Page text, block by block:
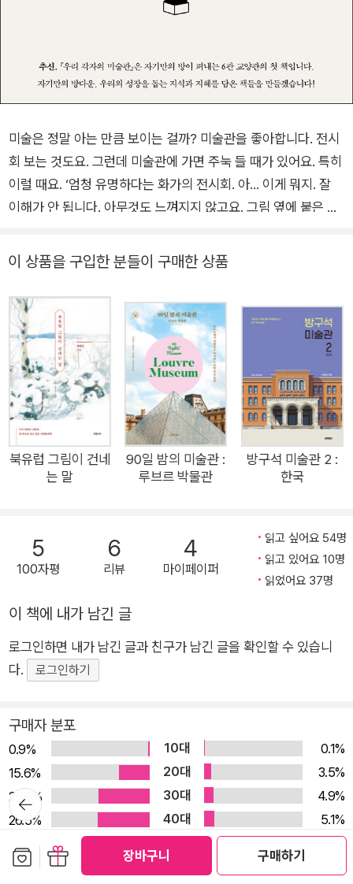
장바구니 구매하기
미술은 정말 아는 만큼 보이는 걸까? 미술관을 좋아합니다. 전시
회 보는 것도요. 그런데 미술관에 가면 주눅 들 때가 있어요. 특히
이럴 때요. ‘엄청 유명하다는 화가의 전시회. 아… 이게 뭐지. 잘
이해가 안 됩니다. 아무것도 느껴지지 않고요. 그림 옆에 붙은 제
요. 그런데, 더더욱 무슨 말인지 모르겠어요. 둘러보니 모두 조용
미술을 제대로 즐기려면 공부를 해야겠습니다. 서양미술사도 좀
읽고 유명 작가들도 찾아보면서요.’ (어느 당황한 관람객) 나는 그
림을 왜 보는 걸까? 무엇을 위해 미술 관련 책을 읽고, 미술관에
갈까? 대답은 쉽게 나왔습니다. “감동하고 싶어서지.” _p.25 우
리는 왜 미술을 공부부터 하려고 할까요. 무언가 느끼고 감동하기
위해 미술관에 가는 건데 말이지요. 『우리 각자의 미술관』은 지식
으로부터 출발하지 않습니다. 미술과 내가 오롯이 만나는 경험,
깊이 알아가는 과정을 거친 후 특별한 대상을 알아가는 것처럼 지
식을 공부합니다. 이 책은 이론서가 아닙니다. 어쩐지 미술이 어
마한 힌트를 건네는 책입니다. _Prologue 『우리 각자의 미술관』
은 이렇게 구성되어 있습니다. #1 미술관 씨, 친해지고 싶어요 >
아들이게 되었을까요. 중고등학교 시절 암기과목이었던 미술, 아
는 만큼 보인다는 말, 화이트큐브 전시방식과 해독 안 되는 전시
설명문… 우리의 감상 행위에 영향을 미쳐온 외부 요인들을 살펴
봅니다. 네, 맞아요. 우리 잘못이 아니었어요. #2 그림에게 묻고
하기’를 소개합니다. 그림을 마주하고 자기 안에 피어오르는 작은
느낌, 인상, 연상, 기억이나 경험 등을 통해 감상합니다. 외부가
아닌 ‘나’를 중심에 둔 감상이기에 그 결과는 각자 다를 수밖에 없
습니다. 정답도 오답도 없습니다. 그저 다를 뿐이지요. 이런 감상
을 통해 나에게 신호를 보낸 그림을 만났다면 그 그림에 대해 알
아봅니다. 이렇게 하는 공부는 훨씬 더 와닿고 각별하답니다. #3
있으려나 미술관에 오신 것을 환영합니다 > p.119 ‘그림에게 묻
이 상품을 구입한 분들이 구매한 상품
북유럽 그림이 건네
는 말
90일 밤의 미술관 :
루브르 박물관
방구석 미술관 2 :
한국
5
100자평
6
리뷰
4
마이페이퍼
읽고 싶어요 54명
읽고 있어요 10명
읽었어요 37명
이 책에 내가 남긴 글
로그인하면 내가 남긴 글과 친구가 남긴 글을 확인할 수 있습니
다.
로그인하기
구매자 분포
0.9% 10대
0.1%
15.6%
20대
3.5%
25.9%
30대
4.9%
26.5%
40대
5.1%
4.5%
1.6%
60대
뒤로가
기